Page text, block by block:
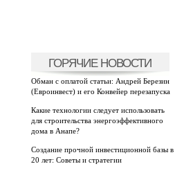
ГОРЯЧИЕ НОВОСТИ
Обман с оплатой статьи: Андрей Березин
(Евроинвест) и его Конвейер перезапуска
Какие технологии следует использовать
для строительства энергоэффективного
дома в Анапе?
Создание прочной инвестиционной базы в
20 лет: Советы и стратегии